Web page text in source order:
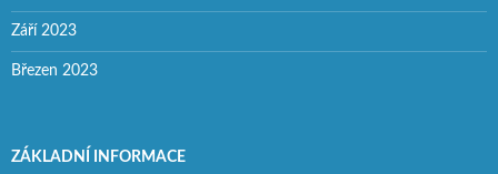
Září 2023
Březen 2023
ZÁKLADNÍ INFORMACE